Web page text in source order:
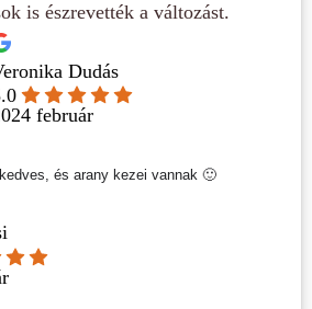
is észrevették a változást.
Dudás
február
és arany kezei vannak 🙂